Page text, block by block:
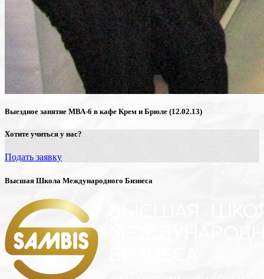
Выездное занятие МВА-6 в кафе Крем и Брюле (12.02.13)
Хотите учиться у нас?
Подать заявку
Высшая Школа Международного Бизнеса